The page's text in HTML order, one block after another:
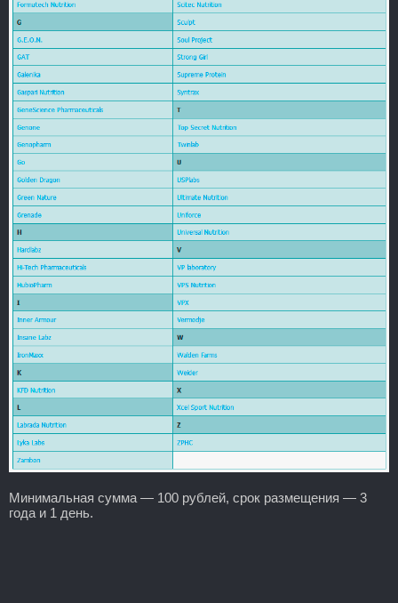
Минимальная сумма — 100 рублей, срок размещения — 3
года и 1 день.